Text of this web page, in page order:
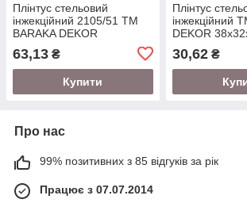
Плінтус стельовий
інжекційний 2105/51 ТМ
BARAKA DEKOR
натяжну стелю
63,13 ₴
Купити
Плінтус
інжекційний
DEKOR
30,62₴
Про нас
99% позитивних з 85 відгуків за рік
Працює з 07.07.2014